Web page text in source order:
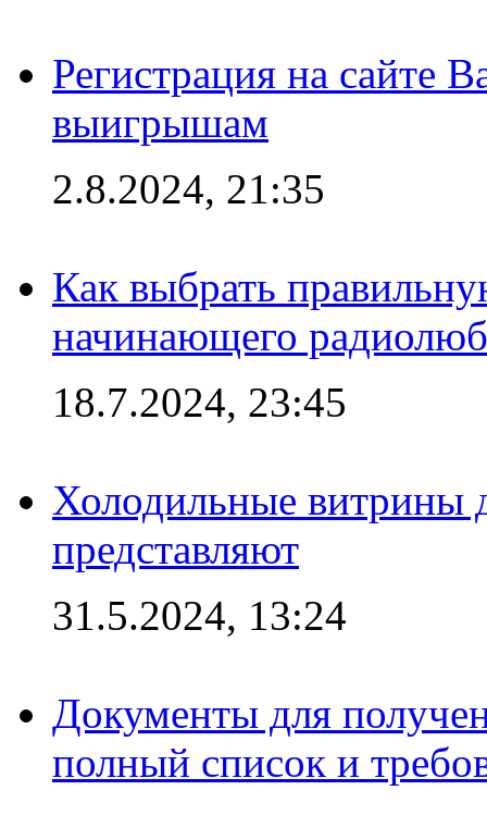
Регистрация на сайте
выигрышам
2.8.2024, 21:35
Как выбрать
начинающего
18.7.2024, 23:45
Холодильные витрины
представляют
31.5.2024, 13:24
Документы для
полный список и